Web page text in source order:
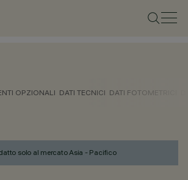
OPZIONALI DATI TECNICI DATI FOTOMETRICI
solo al mercato Asia - Pacifico